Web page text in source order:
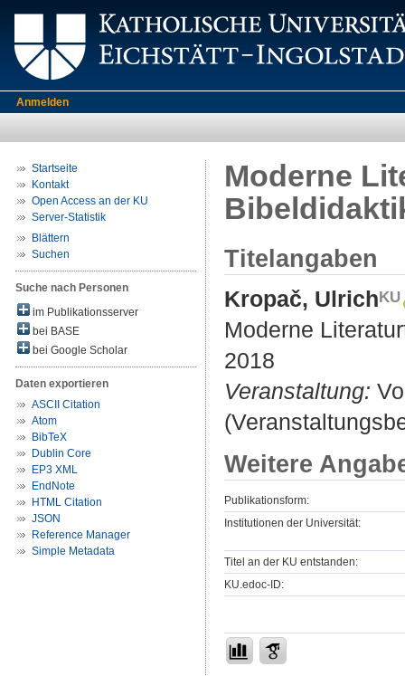
Anmelden
Startseite
Kontakt
Open Access an der KU
Server-Statistik
Blättern
Suchen
Suche nach Personen
im Publikationsserver
bei BASE
bei Google Scholar
Daten exportieren
ASCII Citation
Atom
BibTeX
Dublin Core
EP3 XML
EndNote
HTML Citation
JSON
Reference Manager
Simple Metadata
Moderne
Titelangaben
Kropač, Ulrich
Moderne
2018
Veranstaltung:
Weitere
Publikationsform:
Institutionen der Universität:
Titel an der KU entstanden:
KU.edoc-ID: